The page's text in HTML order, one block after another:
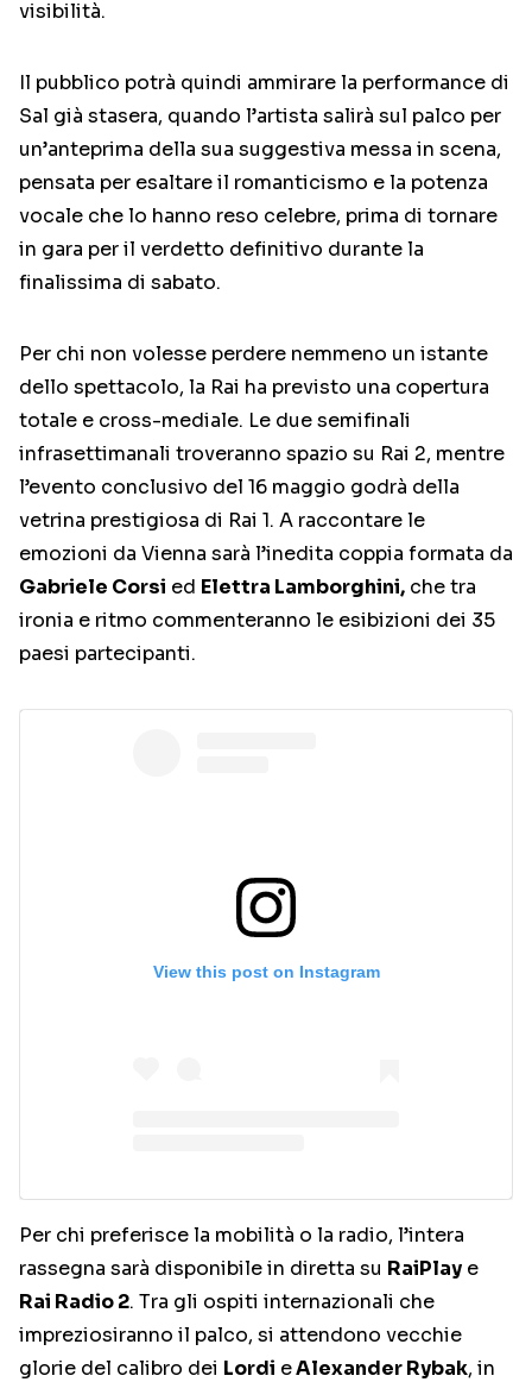
visibilità.
Il pubblico potrà quindi ammirare la performance di
Sal già stasera, quando l’artista salirà sul palco per
un’anteprima della sua suggestiva messa in scena,
pensata per esaltare il romanticismo e la potenza
vocale che lo hanno reso celebre, prima di tornare
in gara per il verdetto definitivo durante la
finalissima di sabato.
Per chi non volesse perdere nemmeno un istante
dello spettacolo, la Rai ha previsto una copertura
totale e cross-mediale. Le due semifinali
infrasettimanali troveranno spazio su Rai 2, mentre
l’evento conclusivo del 16 maggio godrà della
vetrina prestigiosa di Rai 1. A raccontare le
emozioni da Vienna sarà l’inedita coppia formata da
Gabriele Corsi ed Elettra Lamborghini, che tra
ironia e ritmo commenteranno le esibizioni dei 35
paesi partecipanti.
View this post on Instagram
Per chi preferisce la mobilità o la radio, l’intera
rassegna sarà disponibile in diretta su RaiPlay e
Rai Radio 2. Tra gli ospiti internazionali che
impreziosiranno il palco, si attendono vecchie
glorie del calibro dei Lordi eAlexander Rybak, in